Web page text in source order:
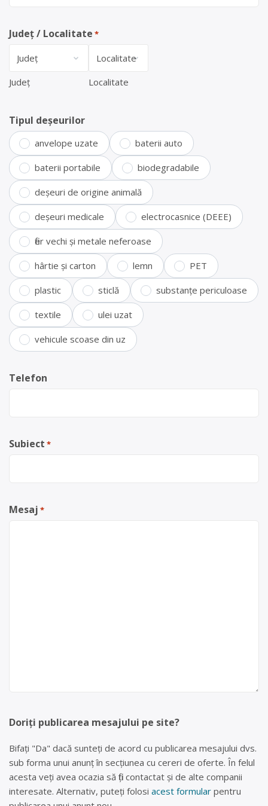
Județ / Localitate *
Județ Localitate
Tipul deșeurilor
anvelope uzate baterii auto
baterii portabile biodegradabile
deșeuri de origine animală
deșeuri medicale electrocasnice (DEEE)
fier vechi și metale neferoase
hârtie și carton lemn PET
plastic sticlă substanțe periculoase
textile ulei uzat
vehicule scoase din uz
Telefon
Subiect *
Mesaj *
Doriți publicarea mesajului pe site?
Bifați "Da" dacă sunteți de acord cu publicarea mesajului dvs.
sub forma unui anunț în secțiunea cu cereri de oferte. În felul
acesta veți avea ocazia să fiți contactat și de alte companii
interesate. Alternativ, puteți folosi acest formular pentru